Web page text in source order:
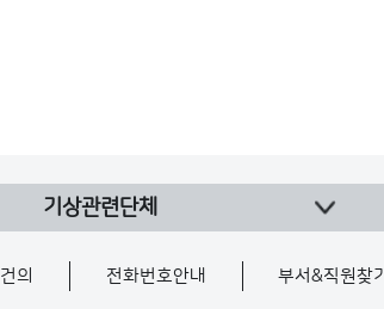
기상관련단체
의 전화번호안내 부서&직원찾기